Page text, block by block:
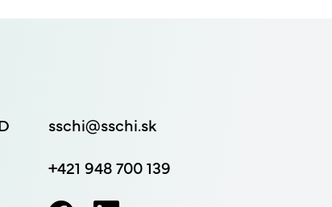
sschi@sschi.sk
+421 948 700 139